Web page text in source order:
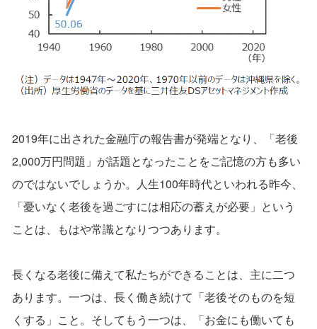
2019年に出された金融庁の報告書が発端となり、「老後
2,000万円問題」が話題となったことをご記憶の方も多い
のではないでしょうか。人生100年時代といわれる昨今、
「憂いなく老後を過ごすには相応の蓄えが必要」という
ことは、もはや常識となりつつあります。
長くなる老後に備えて私たちができることは、主に二つ
あります。一つは、長く働き続けて「老後そのものを短
くする」こと。そしてもう一つは、「お金にも働いても